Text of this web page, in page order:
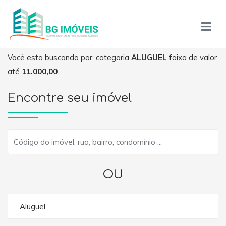
Você esta buscando por: categoria ALUGUEL faixa de valor
até 11.000,00
Encontre seu imóvel
OU
Aluguel